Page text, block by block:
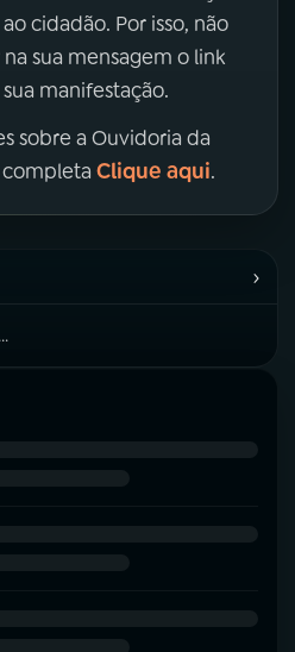
cidadão. Por isso, não
sua mensagem o link
manifestação.
sobre a Ouvidoria da
completa Clique aqui.
›